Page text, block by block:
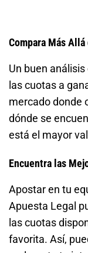
Compara Más
Un buen
las cuotas a
mercado donde
dónde se
está el mayor
Encuentra las
Apostar en tu
Apuesta Legal
las cuotas
favorita. Así,